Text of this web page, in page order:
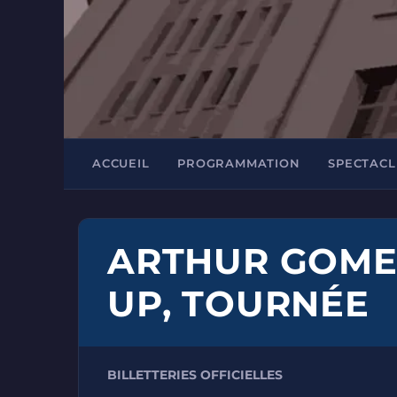
ACCUEIL PROGRAMMATION
ARTHUR
UP, TOURNÉE
BILLETTERIES OFFICIELLES